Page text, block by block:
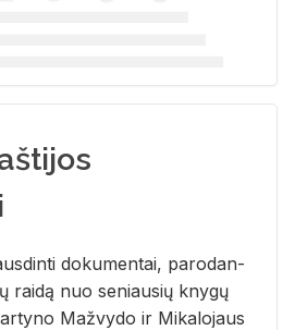
do­ku­men­tai, pa­ro­dan­
rai­dą nuo se­niau­sių kny­gų
Ma­žvy­do ir Mi­ka­lo­jaus